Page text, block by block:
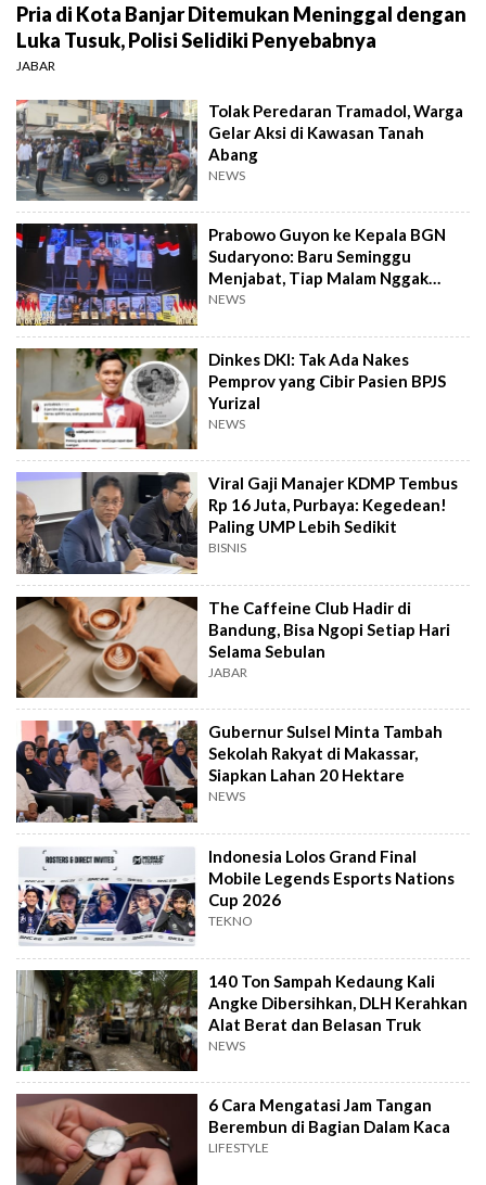
Pria di Kota Banjar Ditemukan Meninggal dengan
Luka Tusuk, Polisi Selidiki Penyebabnya
JABAR
Tolak Peredaran Tramadol, Warga
Gelar Aksi di Kawasan Tanah
Abang
NEWS
Prabowo Guyon ke Kepala BGN
Sudaryono: Baru Seminggu
Menjabat, Tiap Malam Nggak
Tidur
NEWS
Dinkes DKI: Tak Ada Nakes
Pemprov yang Cibir Pasien BPJS
Yurizal
NEWS
Viral Gaji Manajer KDMP Tembus
Rp 16 Juta, Purbaya: Kegedean!
Paling UMP Lebih Sedikit
BISNIS
The Caffeine Club Hadir di
Bandung, Bisa Ngopi Setiap Hari
Selama Sebulan
JABAR
Gubernur Sulsel Minta Tambah
Sekolah Rakyat di Makassar,
Siapkan Lahan 20 Hektare
NEWS
Indonesia Lolos Grand Final
Mobile Legends Esports Nations
Cup 2026
TEKNO
140 Ton Sampah Kedaung Kali
Angke Dibersihkan, DLH Kerahkan
Alat Berat dan Belasan Truk
NEWS
6 Cara Mengatasi Jam Tangan
Berembun di Bagian Dalam Kaca
LIFESTYLE